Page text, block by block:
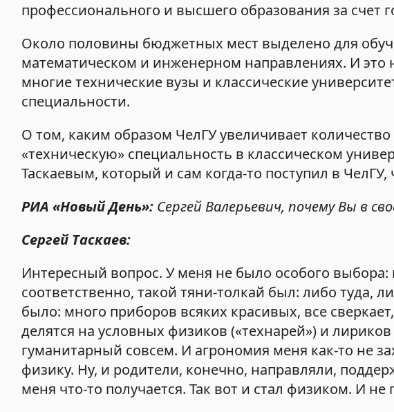
профессионального и высшего образования за счет
Около половины бюджетных мест выделено для
математическом и инженерном направлениях. И это
многие технические вузы и классические
специальности.
О том, каким образом ЧелГУ увеличивает
«техническую» специальность в классическом
Таскаевым, который и сам когда-то поступил в
РИА «Новый День»: Сергей Валерьевич, почему Вы в
Сергей Таскаев:
Интересный вопрос. У меня не было особого
соответственно, такой тяни-толкай был: либо туда,
было: много приборов всяких красивых, все
делятся на условных физиков («технарей») и
гуманитарный совсем. И агрономия меня как-то не
физику. Ну, и родители, конечно, направляли,
меня что-то получается. Так вот и стал физиком. И не